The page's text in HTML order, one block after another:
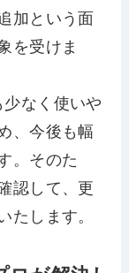
加という面
を受けま
なく使いや
、今後も幅
。そのた
認して、更
たします。